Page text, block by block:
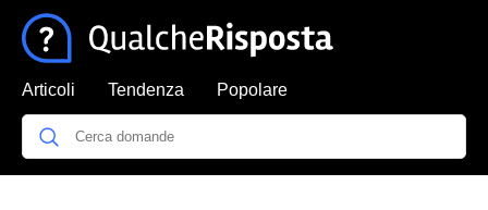
Articoli Tendenza Popolare